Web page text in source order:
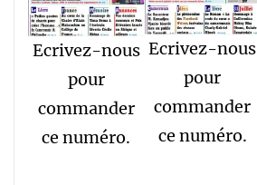
Ecrivez-nous
pour
commander
ce numéro.
Ecrivez-nous
pour
commander
ce numéro.